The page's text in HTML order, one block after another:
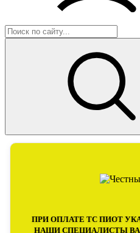
ПРИ ОПЛАТЕ ТС ПИОТ
НАШИ СПЕЦИАЛИСТЫ